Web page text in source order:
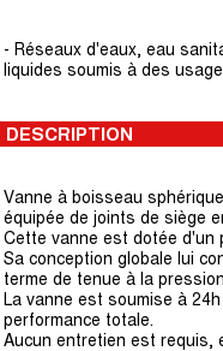
- Réseaux d'eaux, eau
liquides soumis à des
DESCRIPTION
Vanne à boisseau
équipée de joints de siège
Cette vanne est dotée d'un
Sa conception globale lui
terme de tenue à la
La vanne est soumise à
performance totale.
Aucun entretien est requis,